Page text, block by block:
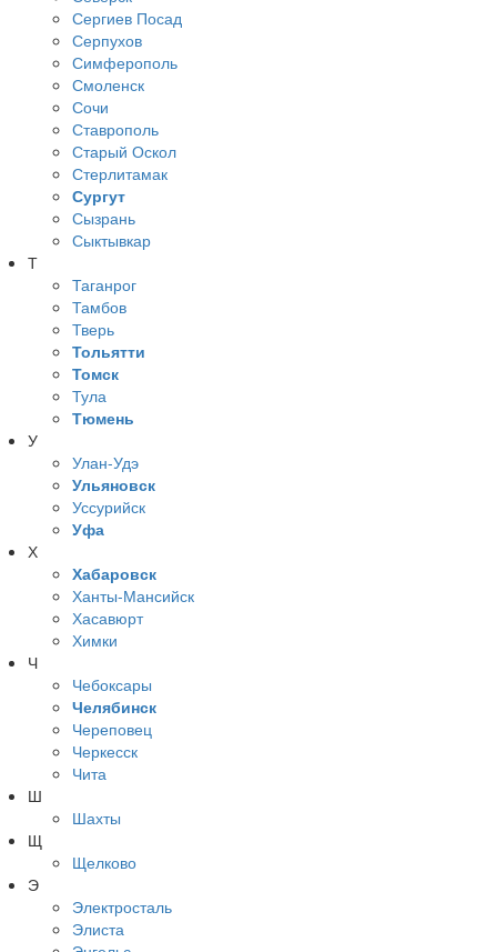
Сергиев Посад
Серпухов
Симферополь
Смоленск
Сочи
Ставрополь
Старый Оскол
Стерлитамак
Сургут
Сызрань
Сыктывкар
Т
Таганрог
Тамбов
Тверь
Тольятти
Томск
Тула
Тюмень
У
Улан-Удэ
Ульяновск
Уссурийск
Уфа
Х
Хабаровск
Ханты-Мансийск
Хасавюрт
Химки
Ч
Чебоксары
Челябинск
Череповец
Черкесск
Чита
Ш
Шахты
Щ
Щелково
Э
Электросталь
Элиста